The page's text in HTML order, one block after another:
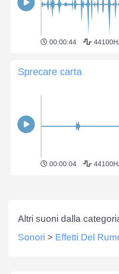
00:00:44
Sprecare carta
00:00:04
Altri suoni dalla
Sonori > Effetti Del